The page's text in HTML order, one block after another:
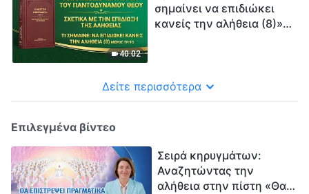
40:02
σημαίνει να επιδιώκει
κανείς την αλήθεια (8)»
Δείτε περισσότερα
Επιλεγμένα βίντεο
Σειρά κηρυγμάτων:
Αναζητώντας την
αλήθεια στην πίστη «Θα